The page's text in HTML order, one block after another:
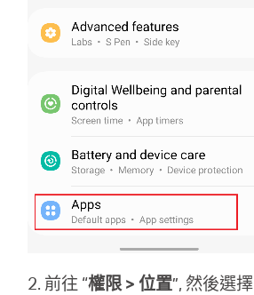
2. 前往 “權限 > 位置”, 然後選擇